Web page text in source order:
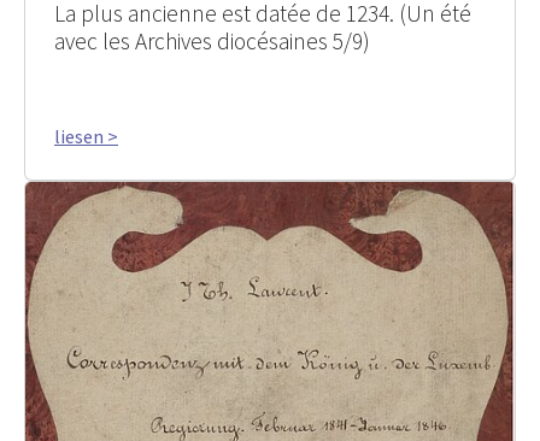
La plus ancienne est datée de 1234. (Un été
avec les Archives diocésaines 5/9)
liesen >